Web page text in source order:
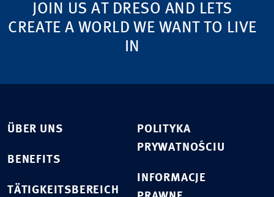
JOIN US AT DRESO AND LETS
CREATE A WORLD WE WANT TO LIVE
IN
ÜBER UNS
BENEFITS
TÄTIGKEITSBEREICH
POLITYKA
PRYWATNOŚCIU
INFORMACJE